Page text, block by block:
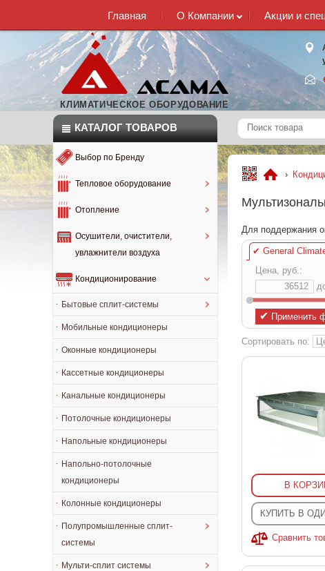
Главная О Компании Акции и
КЛИМАТИЧЕСКОЕ ОБОРУДОВАНИЕ
КАТАЛОГ ТОВАРОВ
Выбор по Бренду
Тепловое оборудование
Отопление
Осушители, очистители,
увлажнители воздуха
Кондиционирование
Бытовые сплит-системы
Мобильные кондиционеры
Оконные кондиционеры
Кассетные кондиционеры
Канальные кондиционеры
Потолочные кондиционеры
Напольные кондиционеры
Напольно-потолочные
кондиционеры
Колонные кондиционеры
Полупромышленные сплит-
системы
Мульти-сплит системы
›
Для поддержания
✔ General
Цена, руб.:
✔ Применить
Сортировать по:
В
КУПИТЬ В
Сравнить